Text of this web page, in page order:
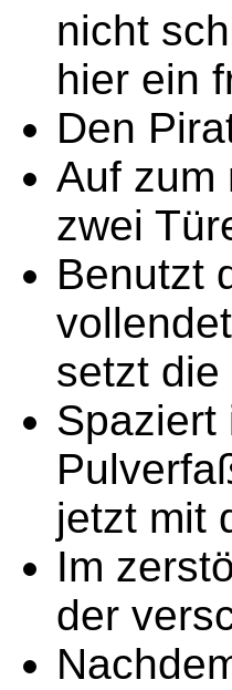
nicht
hier ein
Den
Auf zum
zwei
Benutzt
setzt
Spaziert
jetzt mit
Im
der